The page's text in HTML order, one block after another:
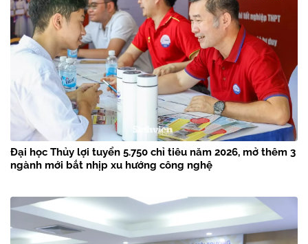
Đại học Thủy lợi tuyển 5.750 chỉ tiêu năm 2026, mở thêm 3
ngành mới bắt nhịp xu hướng công nghệ